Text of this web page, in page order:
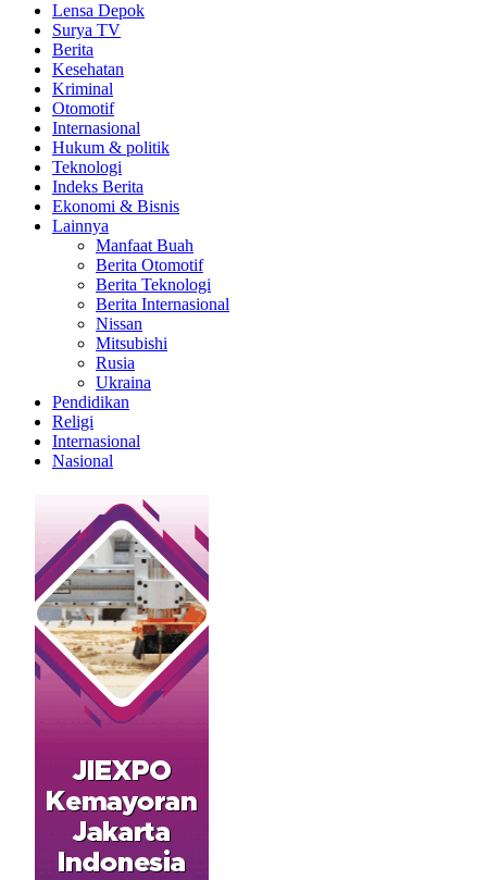
Lensa Depok
Surya TV
Berita
Kesehatan
Kriminal
Otomotif
Internasional
Hukum & politik
Teknologi
Indeks Berita
Ekonomi & Bisnis
Lainnya
Manfaat Buah
Berita Otomotif
Berita Teknologi
Berita Internasional
Nissan
Mitsubishi
Rusia
Ukraina
Pendidikan
Religi
Internasional
Nasional